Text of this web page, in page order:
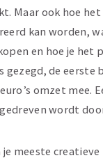
Maar ook hoe
kan worden,
en hoe je het
gezegd, de eerste
omzet mee.
wordt
je meeste